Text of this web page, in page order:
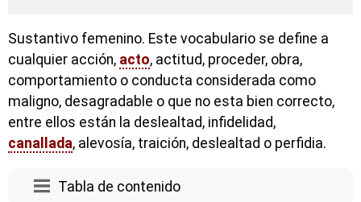
Sustantivo femenino. Este vocabulario se define a
cualquier acción, acto, actitud, proceder, obra,
comportamiento o conducta considerada como
maligno, desagradable o que no esta bien correcto,
entre ellos están la deslealtad, infidelidad,
canallada, alevosía, traición, deslealtad o perfidia.
Tabla de contenido